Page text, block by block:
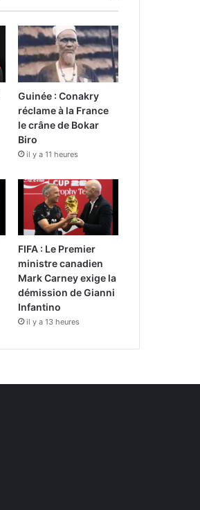
Guinée : Conakry
réclame à la France
le crâne de Bokar
Biro
il y a 11 heures
FIFA : Le Premier
ministre canadien
Mark Carney exige la
démission de Gianni
Infantino
il y a 13 heures